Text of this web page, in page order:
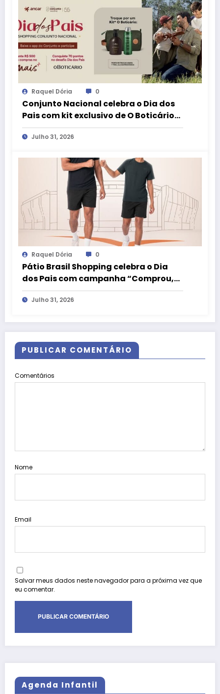
Raquel Dória 0
Conjunto Nacional celebra o Dia dos
Pais com kit exclusivo de O Boticário
no aplicativo aMais
Julho 31, 2026
Raquel Dória 0
Pátio Brasil Shopping celebra o Dia
dos Pais com campanha “Comprou,
Ganhou” e camiseta exclusiva da
LIVE!Julho 31, 2026
PUBLICAR COMENTÁRIO
Comentários
Nome
Email
Salvar meus dados neste navegador para a próxima vez que
eu comentar.
Agenda Infantil